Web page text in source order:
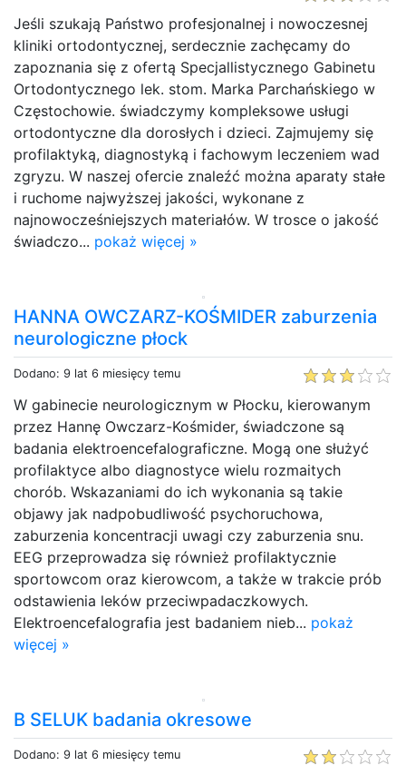
Jeśli szukają Państwo profesjonalnej i nowoczesnej
kliniki ortodontycznej, serdecznie zachęcamy do
zapoznania się z ofertą Specjallistycznego Gabinetu
Ortodontycznego lek. stom. Marka Parchańskiego w
Częstochowie. świadczymy kompleksowe usługi
ortodontyczne dla dorosłych i dzieci. Zajmujemy się
profilaktyką, diagnostyką i fachowym leczeniem wad
zgryzu. W naszej ofercie znaleźć można aparaty stałe
i ruchome najwyższej jakości, wykonane z
najnowocześniejszych materiałów. W trosce o jakość
świadczo... pokaż więcej »
HANNA OWCZARZ-KOŚMIDER zaburzenia
neurologiczne płock
Dodano: 9 lat 6 miesięcy temu
W gabinecie neurologicznym w Płocku, kierowanym
przez Hannę Owczarz-Kośmider, świadczone są
badania elektroencefalograficzne. Mogą one służyć
profilaktyce albo diagnostyce wielu rozmaitych
chorób. Wskazaniami do ich wykonania są takie
objawy jak nadpobudliwość psychoruchowa,
zaburzenia koncentracji uwagi czy zaburzenia snu.
EEG przeprowadza się również profilaktycznie
sportowcom oraz kierowcom, a także w trakcie prób
odstawienia leków przeciwpadaczkowych.
Elektroencefalografia jest badaniem nieb... pokaż
więcej »
B SELUK badania okresowe
Dodano: 9 lat 6 miesięcy temu